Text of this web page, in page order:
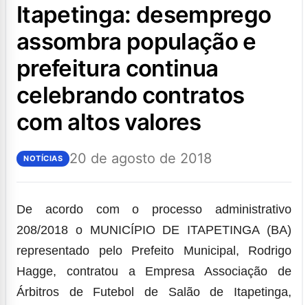
itapetinga: desemprego
assombra população e
prefeitura continua
celebrando contratos
com altos valores
NOTÍCIAS 20 de agosto de 2018
De acordo com o processo administrativo
208/2018 o MUNICÍPIO DE ITAPETINGA (BA)
representado pelo Prefeito Municipal, Rodrigo
Hagge, contratou a Empresa Associação de
Árbitros de Futebol de Salão de Itapetinga,